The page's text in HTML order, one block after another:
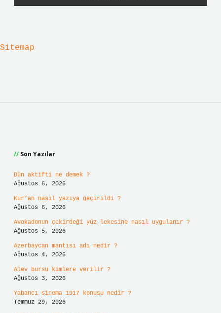
Sitemap
Son Yazılar
Dün aktifti ne demek ?
Ağustos 6, 2026
Kur’an nasıl yazıya geçirildi ?
Ağustos 6, 2026
Avokadonun çekirdeği yüz lekesine nasıl uygulanır ?
Ağustos 5, 2026
Azerbaycan mantısı adı nedir ?
Ağustos 4, 2026
Alev bursu kimlere verilir ?
Ağustos 3, 2026
Yabancı sinema 1917 konusu nedir ?
Temmuz 29, 2026